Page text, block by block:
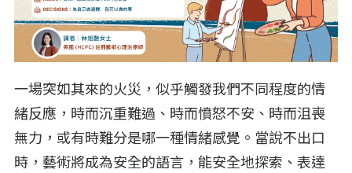
一場突如其來的火災，似乎觸發我們不同程度的情
緒反應，時而沉重難過、時而憤怒不安、時而沮喪
無力，或有時難分是哪一種情緒感覺。當說不出口
時，藝術將成為安全的語言，能安全地探索、表達